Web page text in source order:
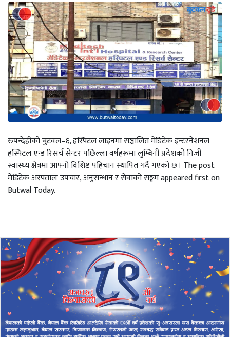
रुपन्देहीको बुटवल–६, हस्पिटल लाइनमा सञ्चालित मेडिटेक इन्टरनेशनल
हस्पिटल एन्ड रिसर्च सेन्टर पछिल्ला वर्षहरूमा लुम्बिनी प्रदेशको निजी
स्वास्थ्य क्षेत्रमा आफ्नो विशिष्ट पहिचान स्थापित गर्दै गएको छ । The post
मेडिटेक अस्पतालः उपचार, अनुसन्धान र सेवाको सङ्गम appeared first on
Butwal Today.